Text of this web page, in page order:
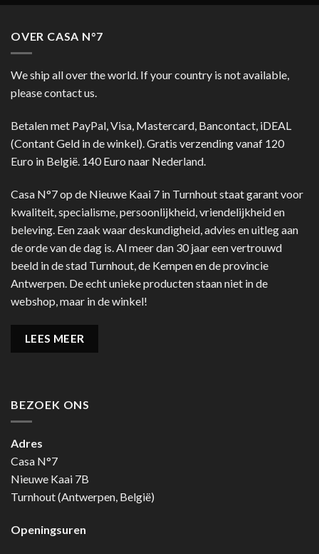
OVER CASA N°7
We ship all over the world. If your country is not available,
please contact us.
Betalen met PayPal, Visa, Mastercard, Bancontact, iDEAL
(Contant Geld in de winkel). Gratis verzending vanaf 120
Euro in België. 140 Euro naar Nederland.
Casa N°7 op de Nieuwe Kaai 7 in Turnhout staat garant voor
kwaliteit, specialisme, persoonlijkheid, vriendelijkheid en
beleving. Een zaak waar deskundigheid, advies en uitleg aan
de orde van de dag is. Al meer dan 30 jaar een vertrouwd
beeld in de stad Turnhout, de Kempen en de provincie
Antwerpen. De echt unieke producten staan niet in de
webshop, maar in de winkel!
LEES MEER
BEZOEK ONS
Adres
Casa N°7
Nieuwe Kaai 7B
Turnhout (Antwerpen, België)
Openingsuren